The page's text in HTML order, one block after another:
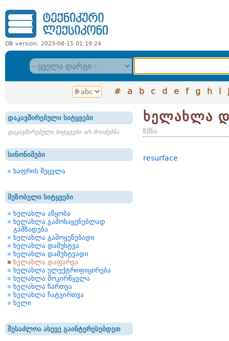
DB version: 2023-08-15 01:19:24
# a b c d e f g h i j
დაკავშირებული სიტყვები
დაკავშირებული სიტყვები არ მოიძებნა
სინონიმები
საფრის შეცვლა
მეზობელი სიტყვები
ხელახლა აწყობა
ხელახლა გამოსაყენებლად
გამზადება
ხელახლა გამოყენებადი
ხელახლა დამუხტვა
ხელახლა დამუხტვადი
ხელახლა დაფარვა
ხელახლა ელექტრიფიცირება
ხელახლა მოკირწყვლა
ხელახლა ჩართვა
ხელახლა ჩატვირთვა
ხელი
შესაძლოა ასევე გაინტერესებდეთ
ხელახლა
ზმნა
resurface